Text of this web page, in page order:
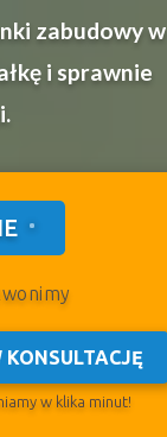
zabudowy w
i sprawnie
KONSULTACJĘ
w klika minut!